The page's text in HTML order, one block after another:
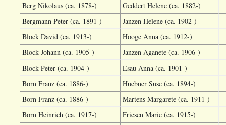
Berg Nikolaus (ca. 1878-)
Geddert Helene (ca. 1882-)
Bergmann Peter (ca. 1891-)
Janzen Helene (ca. 1902-)
Block David (ca. 1913-)
Hooge Anna (ca. 1912-)
Block Johann (ca. 1905-)
Janzen Aganete (ca. 1906-)
Block Peter (ca. 1904-)
Esau Anna (ca. 1901-)
Born Franz (ca. 1886-)
Huebner Suse (ca. 1894-)
Born Franz (ca. 1886-)
Martens Margarete (ca. 1911-)
Born Heinrich (ca. 1917-)
Friesen Marie (ca. 1915-)